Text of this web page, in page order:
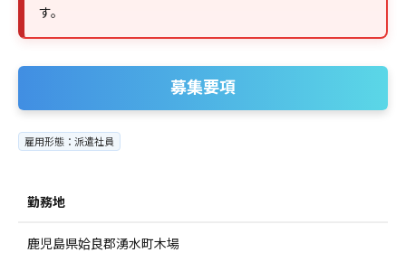
す。
募集要項
雇用形態：派遣社員
勤務地
鹿児島県姶良郡湧水町木場